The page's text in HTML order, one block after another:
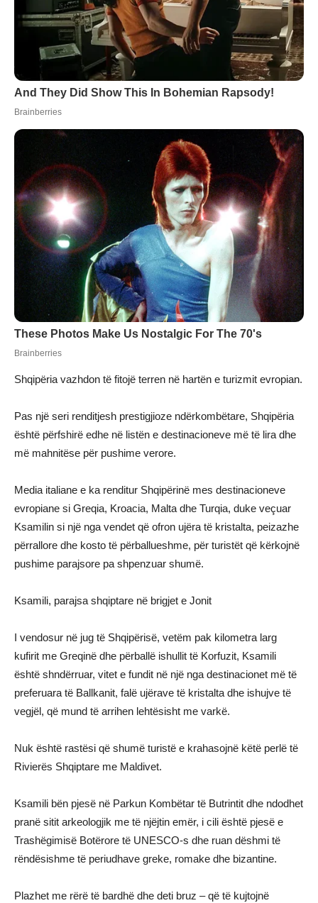
Shqipëria vazhdon të fitojë terren në hartën e turizmit evropian.
Pas një seri renditjesh prestigjioze ndërkombëtare, Shqipëria
është përfshirë edhe në listën e destinacioneve më të lira dhe
më mahnitëse për pushime verore.
Media italiane e ka renditur Shqipërinë mes destinacioneve
evropiane si Greqia, Kroacia, Malta dhe Turqia, duke veçuar
Ksamilin si një nga vendet që ofron ujëra të kristalta, peizazhe
përrallore dhe kosto të përballueshme, për turistët që kërkojnë
pushime parajsore pa shpenzuar shumë.
Ksamili, parajsa shqiptare në brigjet e Jonit
I vendosur në jug të Shqipërisë, vetëm pak kilometra larg
kufirit me Greqinë dhe përballë ishullit të Korfuzit, Ksamili
është shndërruar, vitet e fundit në një nga destinacionet më të
preferuara të Ballkanit, falë ujërave të kristalta dhe ishujve të
vegjël, që mund të arrihen lehtësisht me varkë.
Nuk është rastësi që shumë turistë e krahasojnë këtë perlë të
Rivierës Shqiptare me Maldivet.
Ksamili bën pjesë në Parkun Kombëtar të Butrintit dhe ndodhet
pranë sitit arkeologjik me të njëjtin emër, i cili është pjesë e
Trashëgimisë Botërore të UNESCO-s dhe ruan dëshmi të
rëndësishme të periudhave greke, romake dhe bizantine.
Plazhet me rërë të bardhë dhe deti bruz – që të kujtojnë